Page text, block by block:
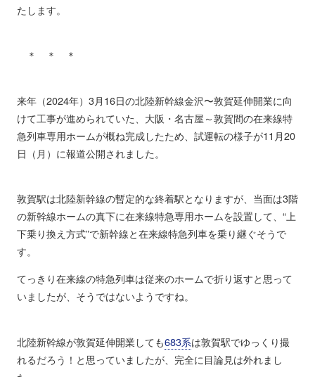
たします。
＊ ＊ ＊
来年（2024年）3月16日の北陸新幹線金沢〜敦賀延伸開業に向
けて工事が進められていた、大阪・名古屋～敦賀間の在来線特
急列車専用ホームが概ね完成したため、試運転の様子が11月20
日（月）に報道公開されました。
敦賀駅は北陸新幹線の暫定的な終着駅となりますが、当面は3階
の新幹線ホームの真下に在来線特急専用ホームを設置して、“上
下乗り換え方式”で新幹線と在来線特急列車を乗り継ぐそうで
す。
てっきり在来線の特急列車は従来のホームで折り返すと思って
いましたが、そうではないようですね。
北陸新幹線が敦賀延伸開業しても683系は敦賀駅でゆっくり撮
れるだろう！と思っていましたが、完全に目論見は外れまし